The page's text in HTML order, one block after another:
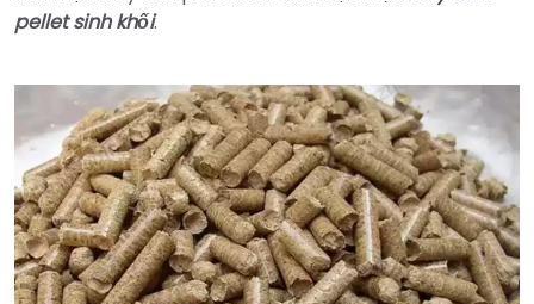
pellet sinh khối.